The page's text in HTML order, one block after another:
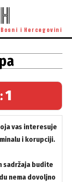
i Hercegovini
1
vas interesuje
i korupciji.
sadržaja budite
nema dovoljno